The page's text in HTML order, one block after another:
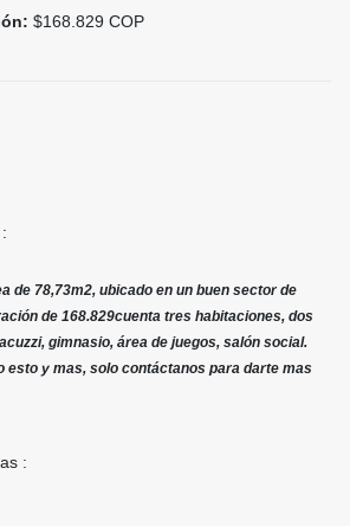
$168.829 COP
de 78,73m2, ubicado en un buen sector de
de 168.829cuenta tres habitaciones, dos
gimnasio, área de juegos, salón social.
esto y mas, solo contáctanos para darte mas
: